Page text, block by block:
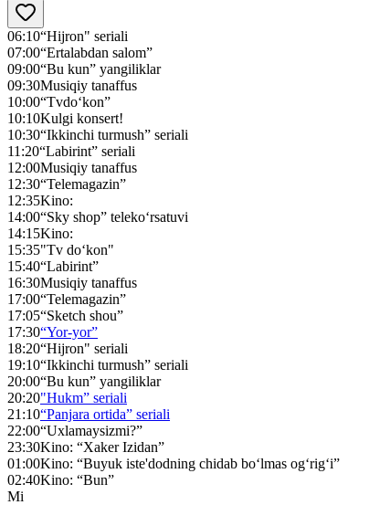
06:10“Hijron" seriali
07:00“Ertalabdan salom”
09:00“Bu kun” yangiliklar
09:30Musiqiy tanaffus
10:00“Tvdo‘kon”
10:10Kulgi konsert!
10:30“Ikkinchi turmush” seriali
11:20“Labirint” seriali
12:00Musiqiy tanaffus
12:30“Telemagazin”
12:35Kino:
14:00“Sky shop” teleko‘rsatuvi
14:15Kino:
15:35"Tv do‘kon"
15:40“Labirint”
16:30Musiqiy tanaffus
17:00“Telemagazin”
17:05“Sketch shou”
17:30“Yor-yor”
18:20“Hijron" seriali
19:10“Ikkinchi turmush” seriali
20:00“Bu kun” yangiliklar
20:20"Hukm” seriali
21:10“Panjara ortida” seriali
22:00“Uxlamaysizmi?”
23:30Kino: “Xaker Izidan”
01:00Kino: “Buyuk iste'dodning chidab bo‘lmas og‘rig‘i”
02:40Kino: “Bun”
Mi